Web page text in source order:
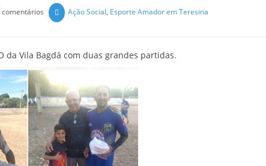
comentários Ação Social, Esporte Amador em Teresina
da Vila Bagdá com duas grandes partidas.